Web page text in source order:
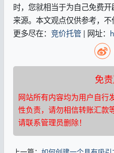
时，您就相当于为自己免费
来源。本文观点仅供参考，不
更多尽在： 竞价托管| 网址：
免
网站所有内容均为用户自行
性负责，请勿相信转账汇款
请联系管理员删除！